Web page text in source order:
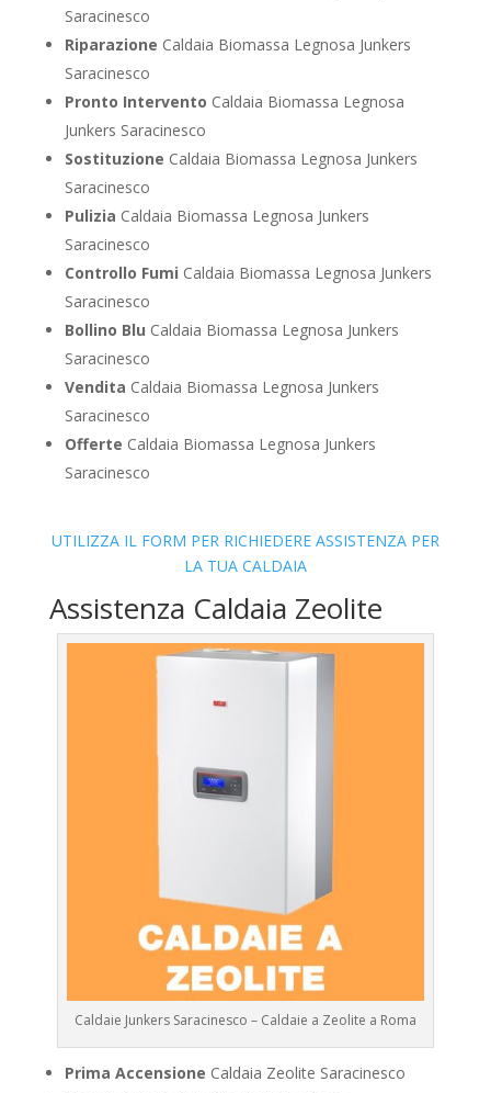
Saracinesco
Riparazione Caldaia Biomassa Legnosa Junkers
Saracinesco
Pronto Intervento Caldaia Biomassa Legnosa
Junkers Saracinesco
Sostituzione Caldaia Biomassa Legnosa Junkers
Saracinesco
Pulizia Caldaia Biomassa Legnosa Junkers
Saracinesco
Controllo Fumi Caldaia Biomassa Legnosa Junkers
Saracinesco
Bollino Blu Caldaia Biomassa Legnosa Junkers
Saracinesco
Vendita Caldaia Biomassa Legnosa Junkers
Saracinesco
Offerte Caldaia Biomassa Legnosa Junkers
Saracinesco
UTILIZZA IL FORM PER RICHIEDERE ASSISTENZA PER
LA TUA CALDAIA
Assistenza Caldaia Zeolite
Caldaie Junkers Saracinesco – Caldaie a Zeolite a Roma
Prima Accensione Caldaia Zeolite Saracinesco